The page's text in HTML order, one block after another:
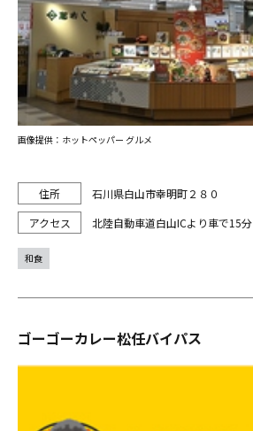
石川県白山市幸明町２８０
北陸自動車道白山ICより車で15分
画像提供：ホットペッパー グルメ
和食
ゴーゴーカレー松任バイパス